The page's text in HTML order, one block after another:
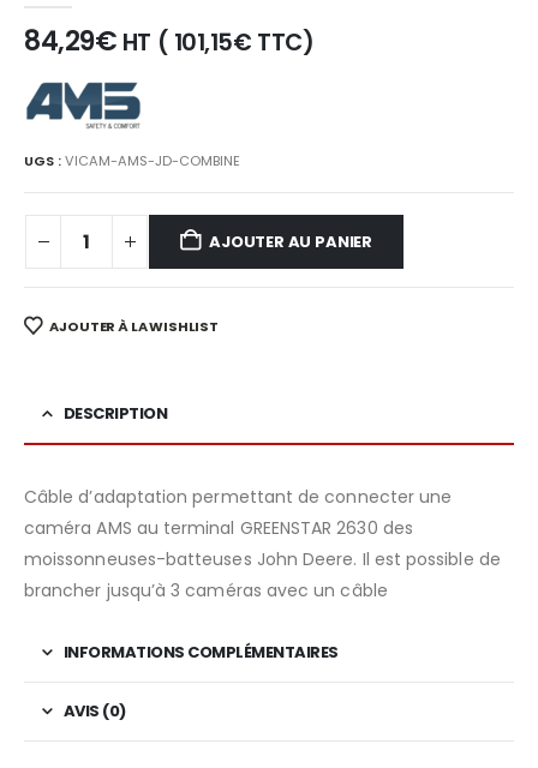
84,29€ HT ( 101,15€ TTC)
UGS :VICAM-AMS-JD-COMBINE
AJOUTER AU PANIER
AJOUTER À LA WISHLIST
DESCRIPTION
Câble d’adaptation permettant de connecter une
caméra AMS au terminal GREENSTAR 2630 des
moissonneuses-batteuses John Deere. Il est possible de
brancher jusqu’à 3 caméras avec un câble
INFORMATIONS COMPLÉMENTAIRES
AVIS (0)